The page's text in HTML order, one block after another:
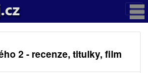
2 - recenze, titulky, film